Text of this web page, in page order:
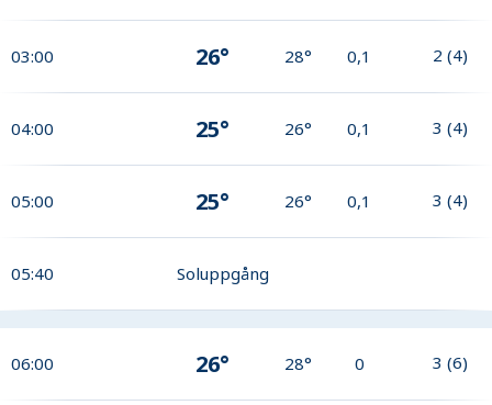
03:00 26° 28° 0,1 2 (4)
04:00 25° 26° 0,1 3 (4)
05:00 25° 26° 0,1 3 (4)
05:40 Soluppgång
06:00 26° 28° 0 3 (6)